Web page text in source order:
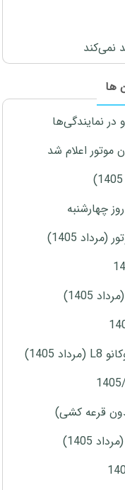
نمی‌کند
ها
1405)
1405)
1405)